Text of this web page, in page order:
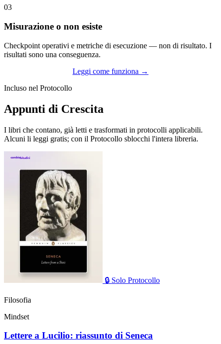
03
Misurazione o non esiste
Checkpoint operativi e metriche di esecuzione — non di risultato. I
risultati sono una conseguenza.
Leggi come funziona →
Incluso nel Protocollo
Appunti di Crescita
I libri che contano, già letti e trasformati in protocolli applicabili.
Alcuni li leggi gratis; con il Protocollo sblocchi l'intera libreria.
🔒 Solo Protocollo
Filosofia
Mindset
Lettere a Lucilio: riassunto di Seneca